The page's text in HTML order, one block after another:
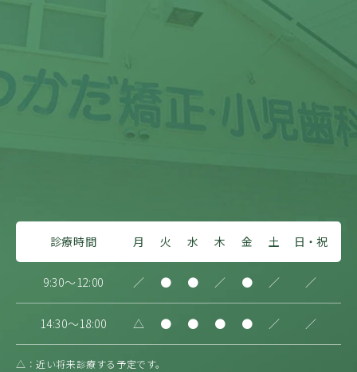
診療時間 月 火 水 木 金 土 日・祝
9:30～12:00 ／ ● ● ／ ● ／ ／
14:30～18:00 △ ● ● ● ● ／ ／
△：近い将来診療する予定です。